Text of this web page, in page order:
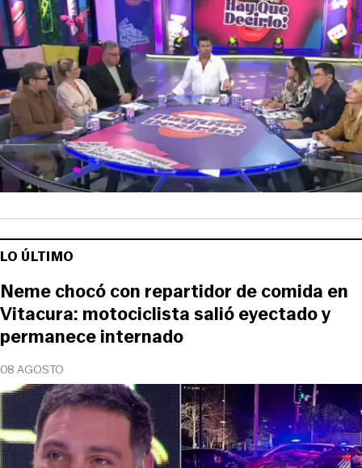
LO ÚLTIMO
08 AGOSTO
Neme chocó con repartidor de comida en
Vitacura: motociclista salió eyectado y
permanece internado